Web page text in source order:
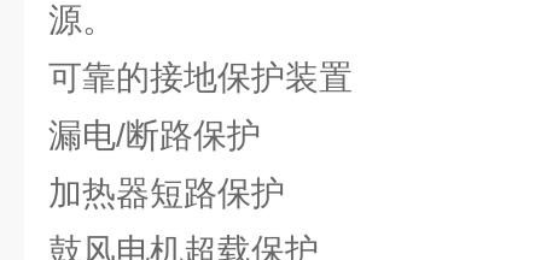
源。
可靠的接地保护装置
漏电/断路保护
加热器短路保护
鼓风电机超载保护